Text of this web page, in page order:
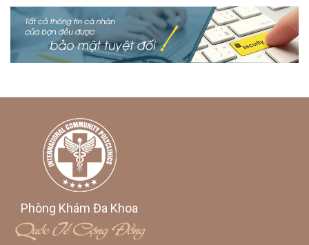
Phòng Khám Đa Khoa
Quốc Tế Cộng Đồng